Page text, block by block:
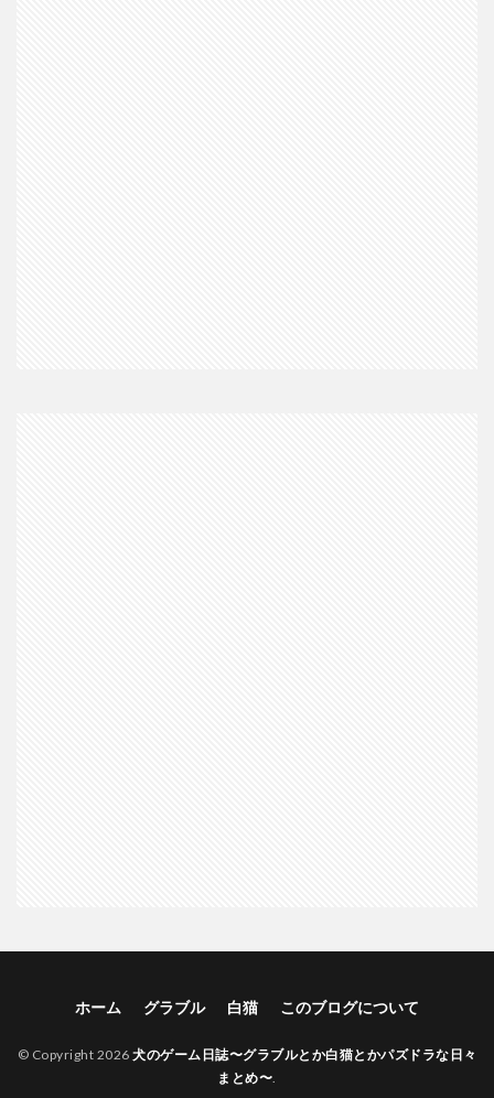
ホーム グラブル 白猫 このブログについて
© Copyright 2026 犬のゲーム日誌〜グラブルとか白猫とかパズドラな日々
まとめ〜.